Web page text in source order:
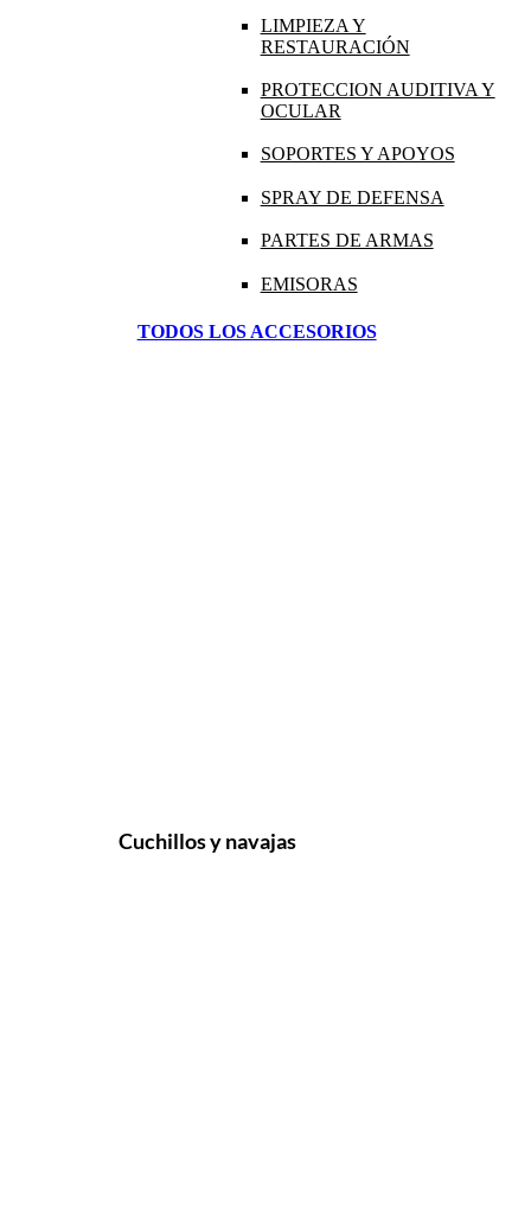
LIMPIEZA Y
RESTAURACIÓN
PROTECCION AUDITIVA Y
OCULAR
SOPORTES Y APOYOS
SPRAY DE DEFENSA
PARTES DE ARMAS
EMISORAS
TODOS LOS ACCESORIOS
Cuchillos y navajas